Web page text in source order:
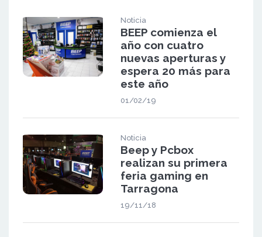
Noticia
BEEP comienza el
año con cuatro
nuevas aperturas y
espera 20 más para
este año
01/02/19
Noticia
Beep y Pcbox
realizan su primera
feria gaming en
Tarragona
19/11/18